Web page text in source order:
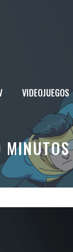
VIDEOJUEGOS